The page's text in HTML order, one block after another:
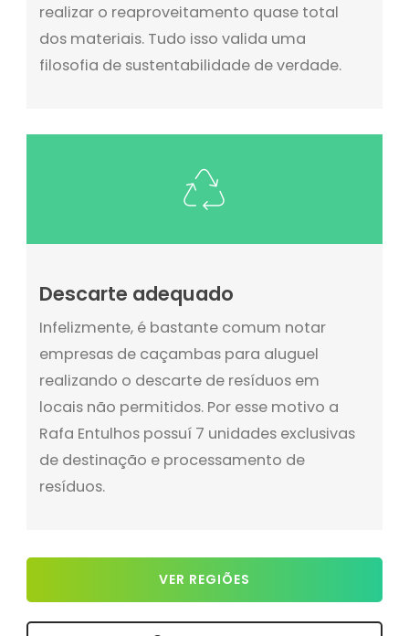
realizar o reaproveitamento quase total
dos materiais. Tudo isso valida uma
filosofia de sustentabilidade de verdade.
Descarte adequado
Infelizmente, é bastante comum notar
empresas de caçambas para aluguel
realizando o descarte de resíduos em
locais não permitidos. Por esse motivo a
Rafa Entulhos possuí 7 unidades exclusivas
de destinação e processamento de
resíduos.
VER REGIÕES